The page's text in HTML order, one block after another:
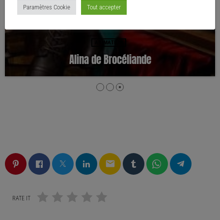
ANIMATEUR
Alina de Brocéliande
email
RATE IT
Paramètres Cookie Tout accepter